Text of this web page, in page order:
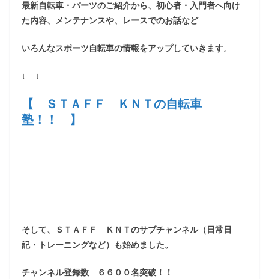
最新自転車・パーツのご紹介から、初心者・入門者へ向け
た内容、メンテナンスや、レースでのお話など
いろんなスポーツ自転車の情報をアップしていきます。
↓ ↓
【 ＳＴＡＦＦ ＫＮＴの自転車
塾！！ 】
そして、ＳＴＡＦＦ ＫＮＴのサブチャンネル（日常日
記・トレーニングなど）も始めました。
チャンネル登録数 ６６００名突破！！